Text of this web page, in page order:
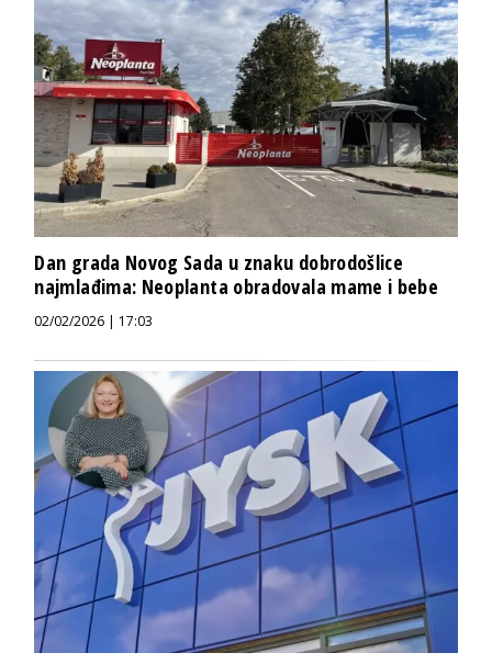
Dan grada Novog Sada u znaku dobrodošlice
najmlađima: Neoplanta obradovala mame i bebe
02/02/2026 | 17:03